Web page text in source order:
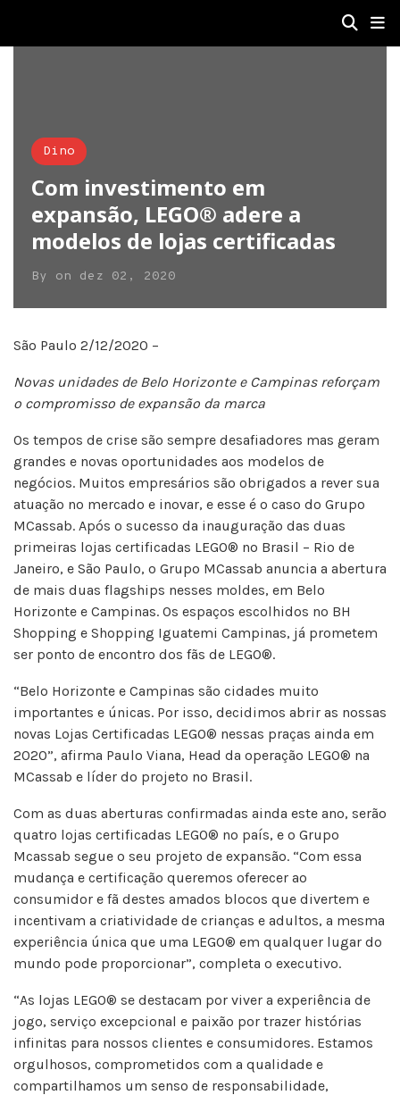
Dino
Com investimento em
expansão, LEGO® adere a
modelos de lojas certificadas
By on dez 02, 2020
São Paulo 2/12/2020 –
Novas unidades de Belo Horizonte e Campinas reforçam
o compromisso de expansão da marca
Os tempos de crise são sempre desafiadores mas geram
grandes e novas oportunidades aos modelos de
negócios. Muitos empresários são obrigados a rever sua
atuação no mercado e inovar, e esse é o caso do Grupo
MCassab. Após o sucesso da inauguração das duas
primeiras lojas certificadas LEGO® no Brasil – Rio de
Janeiro, e São Paulo, o Grupo MCassab anuncia a abertura
de mais duas flagships nesses moldes, em Belo
Horizonte e Campinas. Os espaços escolhidos no BH
Shopping e Shopping Iguatemi Campinas, já prometem
ser ponto de encontro dos fãs de LEGO®.
“Belo Horizonte e Campinas são cidades muito
importantes e únicas. Por isso, decidimos abrir as nossas
novas Lojas Certificadas LEGO® nessas praças ainda em
2020”, afirma Paulo Viana, Head da operação LEGO® na
MCassab e líder do projeto no Brasil.
Com as duas aberturas confirmadas ainda este ano, serão
quatro lojas certificadas LEGO® no país, e o Grupo
Mcassab segue o seu projeto de expansão. “Com essa
mudança e certificação queremos oferecer ao
consumidor e fã destes amados blocos que divertem e
incentivam a criatividade de crianças e adultos, a mesma
experiência única que uma LEGO® em qualquer lugar do
mundo pode proporcionar”, completa o executivo.
“As lojas LEGO® se destacam por viver a experiência de
jogo, serviço excepcional e paixão por trazer histórias
infinitas para nossos clientes e consumidores. Estamos
orgulhosos, comprometidos com a qualidade e
compartilhamos um senso de responsabilidade,